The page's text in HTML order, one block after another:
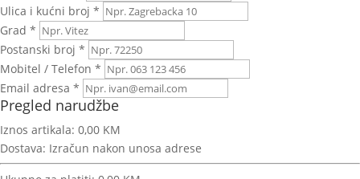
Ulica i kućni broj *
Grad *
Postanski broj *
Mobitel / Telefon *
Email adresa *
Pregled narudžbe
Iznos artikala: 0,00 KM
Dostava: Izračun nakon unosa adrese